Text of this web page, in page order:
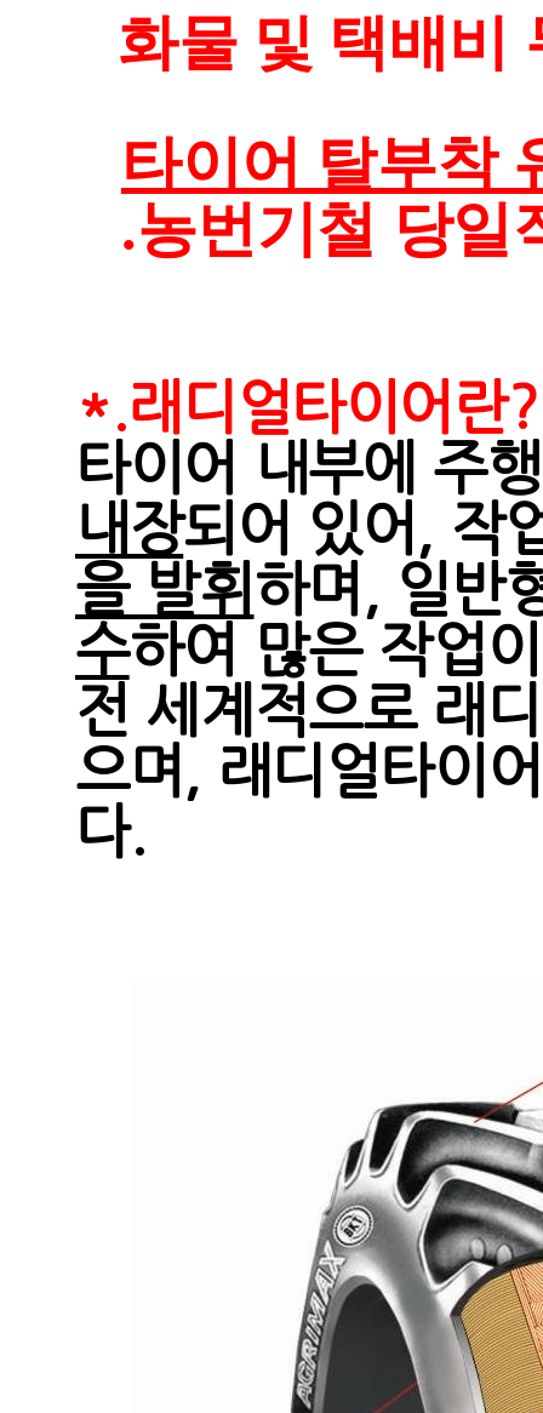
화물 및 택배비
타이어 탈부착
.농번기철 당일
*.래디얼타이어란?
타이어 내부에 주
내장되어 있어, 작
을 발휘 하며, 일반
수하여 많은 작업
전 세계적으로 래
으며, 래디얼타이
다.